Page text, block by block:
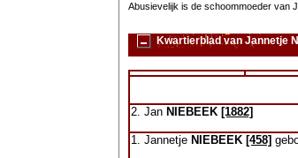
Abusievelijk is de schoommoeder van
Kwartierblad van Jannetje
2. Jan NIEBEEK [1882]
1. Jannetje NIEBEEK [458]